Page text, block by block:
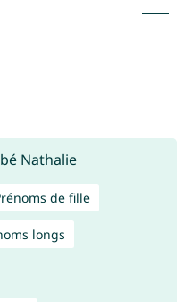
de fille
longs